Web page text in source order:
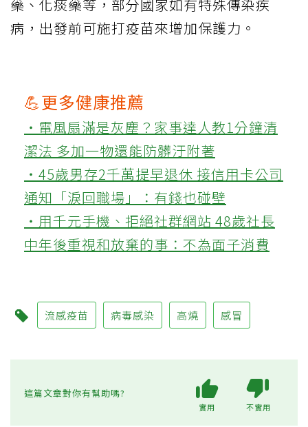
藥、化痰藥等，部分國家如有特殊傳染疾
病，出發前可施打疫苗來增加保護力。
💪更多健康推薦
‧電風扇滿是灰塵？家事達人教1分鐘清
潔法 多加一物還能防髒汙附著
‧45歲男存2千萬提早退休 接信用卡公司
通知「淚回職場」：有錢也碰壁
‧用千元手機、拒絕社群網站 48歲社長
中年後重視和放棄的事：不為面子消費
流感疫苗 病毒感染 高燒 感冒
這篇文章對你有幫助嗎?
實用 不實用